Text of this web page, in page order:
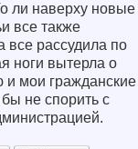
ли наверху новые
все также
все рассудила по
ноги вытерла о
и мои гражданские
не спорить с